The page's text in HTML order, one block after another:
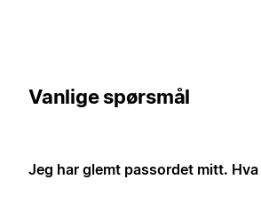
Vanlige spørsmål
Jeg har glemt passordet mitt.